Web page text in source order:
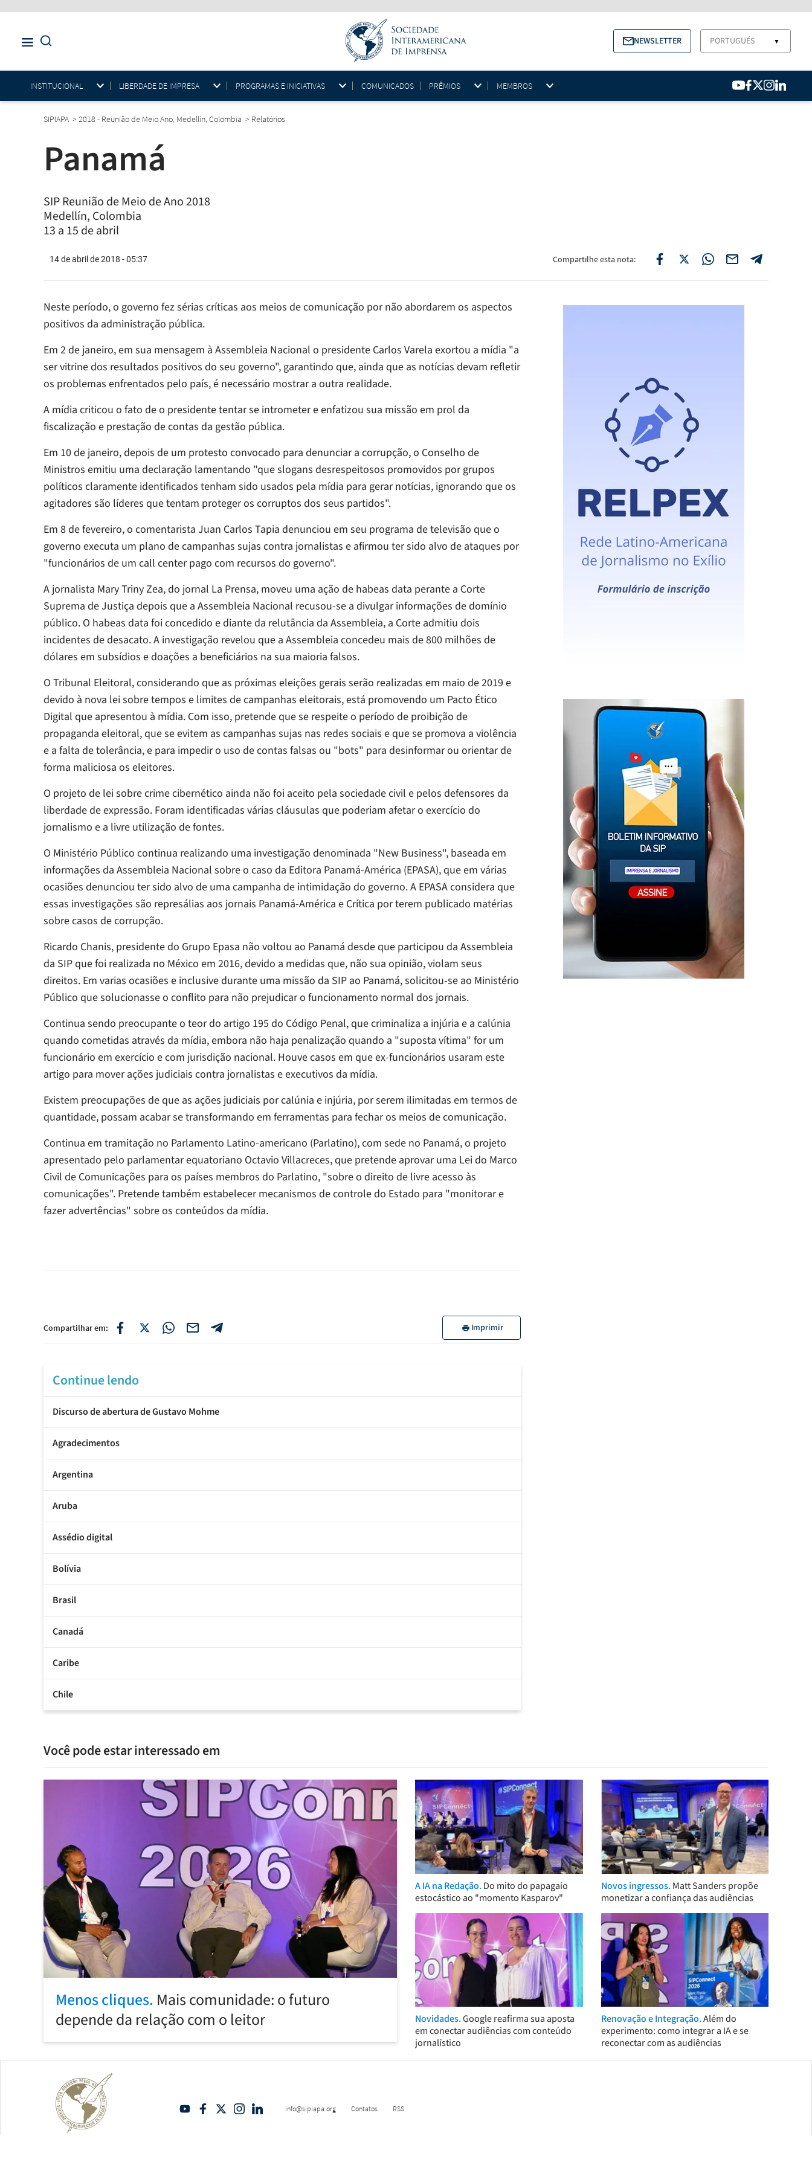
NEWSLETTER PORTUGUÉS ▼
INSTITUCIONAL LIBERDADE DE IMPRESA PROGRAMAS E INICIATIVAS COMUNICADOS PRÊMIOS MEMBROS
SIPIAPA >2018 - Reunião de Meio Ano, Medellín, Colombia > Relatórios
Panamá
SIP Reunião de Meio de Ano 2018
Medellín, Colombia
13 a 15 de abril
14 de abril de 2018 - 05:37 Compartilhe esta nota:
Neste período, o governo fez sérias críticas aos meios de comunicação por não abordarem os aspectos
positivos da administração pública.
Em 2 de janeiro, em sua mensagem à Assembleia Nacional o presidente Carlos Varela exortou a mídia "a
ser vitrine dos resultados positivos do seu governo", garantindo que, ainda que as notícias devam refletir
os problemas enfrentados pelo país, é necessário mostrar a outra realidade.
A mídia criticou o fato de o presidente tentar se intrometer e enfatizou sua missão em prol da
fiscalização e prestação de contas da gestão pública.
Em 10 de janeiro, depois de um protesto convocado para denunciar a corrupção, o Conselho de
Ministros emitiu uma declaração lamentando "que slogans desrespeitosos promovidos por grupos
políticos claramente identificados tenham sido usados pela mídia para gerar notícias, ignorando que os
agitadores são líderes que tentam proteger os corruptos dos seus partidos".
Em 8 de fevereiro, o comentarista Juan Carlos Tapia denunciou em seu programa de televisão que o
governo executa um plano de campanhas sujas contra jornalistas e afirmou ter sido alvo de ataques por
"funcionários de um call center pago com recursos do governo".
A jornalista Mary Triny Zea, do jornal La Prensa, moveu uma ação de habeas data perante a Corte
Suprema de Justiça depois que a Assembleia Nacional recusou-se a divulgar informações de domínio
público. O habeas data foi concedido e diante da relutância da Assembleia, a Corte admitiu dois
incidentes de desacato. A investigação revelou que a Assembleia concedeu mais de 800 milhões de
dólares em subsídios e doações a beneficiários na sua maioria falsos.
O Tribunal Eleitoral, considerando que as próximas eleições gerais serão realizadas em maio de 2019 e
devido à nova lei sobre tempos e limites de campanhas eleitorais, está promovendo um Pacto Ético
Digital que apresentou à mídia. Com isso, pretende que se respeite o período de proibição de
propaganda eleitoral, que se evitem as campanhas sujas nas redes sociais e que se promova a violência
e a falta de tolerância, e para impedir o uso de contas falsas ou "bots" para desinformar ou orientar de
forma maliciosa os eleitores.
O projeto de lei sobre crime cibernético ainda não foi aceito pela sociedade civil e pelos defensores da
liberdade de expressão. Foram identificadas várias cláusulas que poderiam afetar o exercício do
jornalismo e a livre utilização de fontes.
O Ministério Público continua realizando uma investigação denominada "New Business", baseada em
informações da Assembleia Nacional sobre o caso da Editora Panamá-América (EPASA), que em várias
ocasiões denunciou ter sido alvo de uma campanha de intimidação do governo. A EPASA considera que
essas investigações são represálias aos jornais Panamá-América e Crítica por terem publicado matérias
sobre casos de corrupção.
Ricardo Chanis, presidente do Grupo Epasa não voltou ao Panamá desde que participou da Assembleia
da SIP que foi realizada no México em 2016, devido a medidas que, não sua opinião, violam seus
direitos. Em varias ocasiões e inclusive durante uma missão da SIP ao Panamá, solicitou-se ao Ministério
Público que solucionasse o conflito para não prejudicar o funcionamento normal dos jornais.
Continua sendo preocupante o teor do artigo 195 do Código Penal, que criminaliza a injúria e a calúnia
quando cometidas através da mídia, embora não haja penalização quando a "suposta vítima" for um
funcionário em exercício e com jurisdição nacional. Houve casos em que ex-funcionários usaram este
artigo para mover ações judiciais contra jornalistas e executivos da mídia.
Existem preocupações de que as ações judiciais por calúnia e injúria, por serem ilimitadas em termos de
quantidade, possam acabar se transformando em ferramentas para fechar os meios de comunicação.
Continua em tramitação no Parlamento Latino-americano (Parlatino), com sede no Panamá, o projeto
apresentado pelo parlamentar equatoriano Octavio Villacreces, que pretende aprovar uma Lei do Marco
Civil de Comunicações para os países membros do Parlatino, "sobre o direito de livre acesso às
comunicações". Pretende também estabelecer mecanismos de controle do Estado para "monitorar e
fazer advertências" sobre os conteúdos da mídia.
Compartilhar em: Imprimir
Continue lendo
Discurso de abertura de Gustavo Mohme
Agradecimentos
Argentina
Aruba
Assédio digital
Bolívia
Brasil
Canadá
Caribe
Chile
Você pode estar interessado em
Menos cliques. Mais comunidade: o futuro
depende da relação com o leitor
A IA na Redação. Do mito do papagaio
estocástico ao "momento Kasparov"
Novos ingressos. Matt Sanders propõe
monetizar a confiança das audiências
Novidades.Google reafirma sua aposta
em conectar audiências com conteúdo
jornalístico
Renovação e Integração.Além do
experimento: como integrar a IA e se
reconectar com as audiências
info@sipiapa.org Contatos RSS